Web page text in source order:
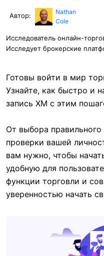
Автор:
Nathan
Cole
Исследователь онлайн-
Исследует брокерские
Готовы войти в мир
Узнайте, как быстро и
запись XM с этим
От выбора
проверки вашей
вам нужно, чтобы
удобную для
функции торговли и
уверенностью начать